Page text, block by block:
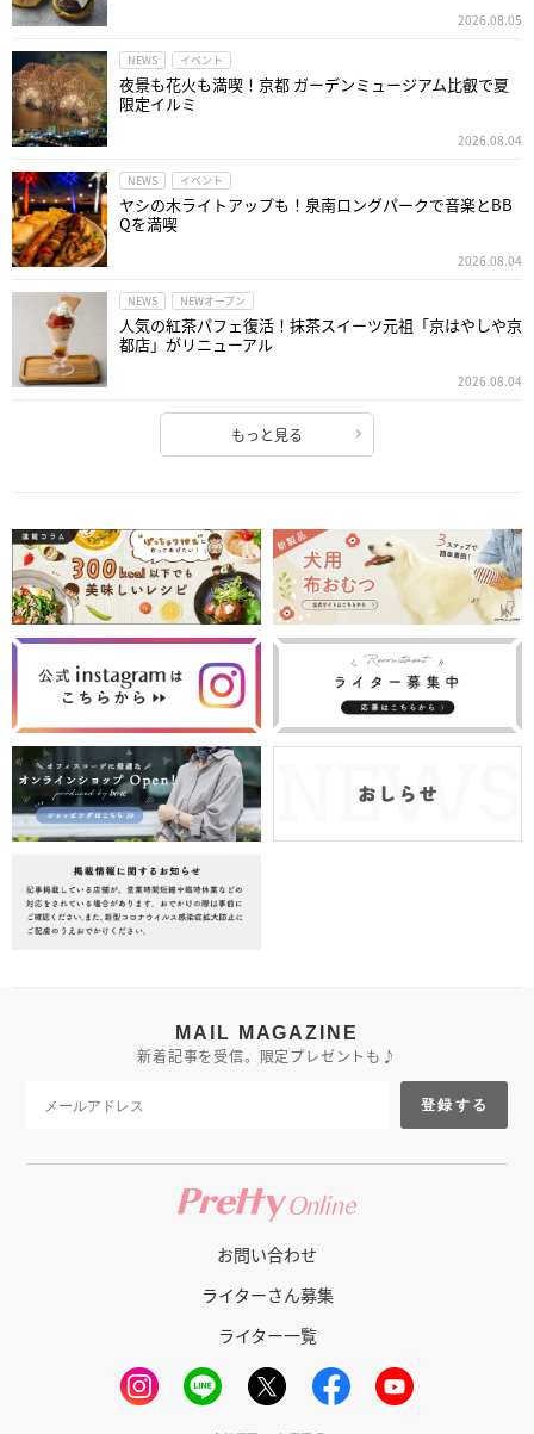
2026.08.05
NEWS イベント
夜景も花火も満喫！京都 ガーデンミュージアム比叡で夏
限定イルミ
2026.08.04
NEWS イベント
ヤシの木ライトアップも！泉南ロングパークで音楽とBB
Qを満喫
2026.08.04
NEWS NEWオープン
人気の紅茶パフェ復活！抹茶スイーツ元祖「京はやしや京
都店」がリニューアル
2026.08.04
もっと見る
MAIL MAGAZINE
新着記事を受信。限定プレゼントも♪
登録する
お問い合わせ
ライターさん募集
ライター一覧